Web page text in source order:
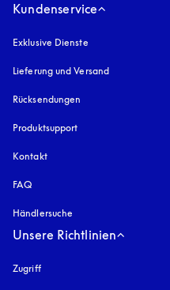
Kundenservice
Exklusive Dienste
Lieferung und Versand
Rücksendungen
Produktsupport
Kontakt
FAQ
Händlersuche
Unsere Richtlinien
Zugrifföffnet sich in einem neuen Tab